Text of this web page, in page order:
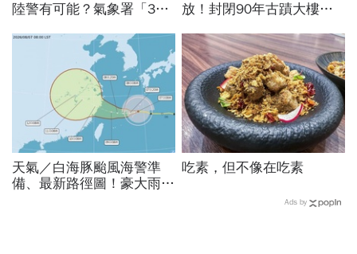
陸警有可能？氣象署「3字
縣市達停班課標準
放！封閉90年古蹟大樓打
2026」這天登場，16件作
品必看
天氣／白海豚颱風海警準
備、最新路徑圖！豪大雨紫
吃素，但不像在吃素
Ads by